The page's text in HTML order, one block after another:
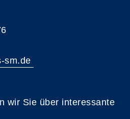
sm.de
wir Sie über interessante